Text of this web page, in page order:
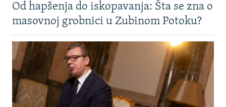
Od hapšenja do iskopavanja: Šta se zna o
masovnoj grobnici u Zubinom Potoku?